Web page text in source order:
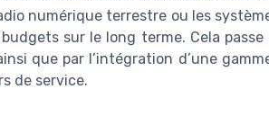
numérique terrestre ou les
sur le long terme. Cela
que par l’intégration d’une
de service.